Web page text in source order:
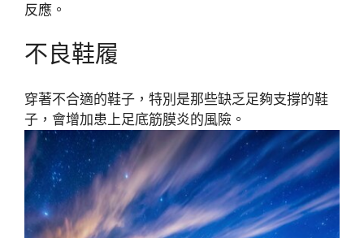
反應。
不良鞋履
穿著不合適的鞋子，特別是那些缺乏足夠支撐的鞋
子，會增加患上足底筋膜炎的風險。